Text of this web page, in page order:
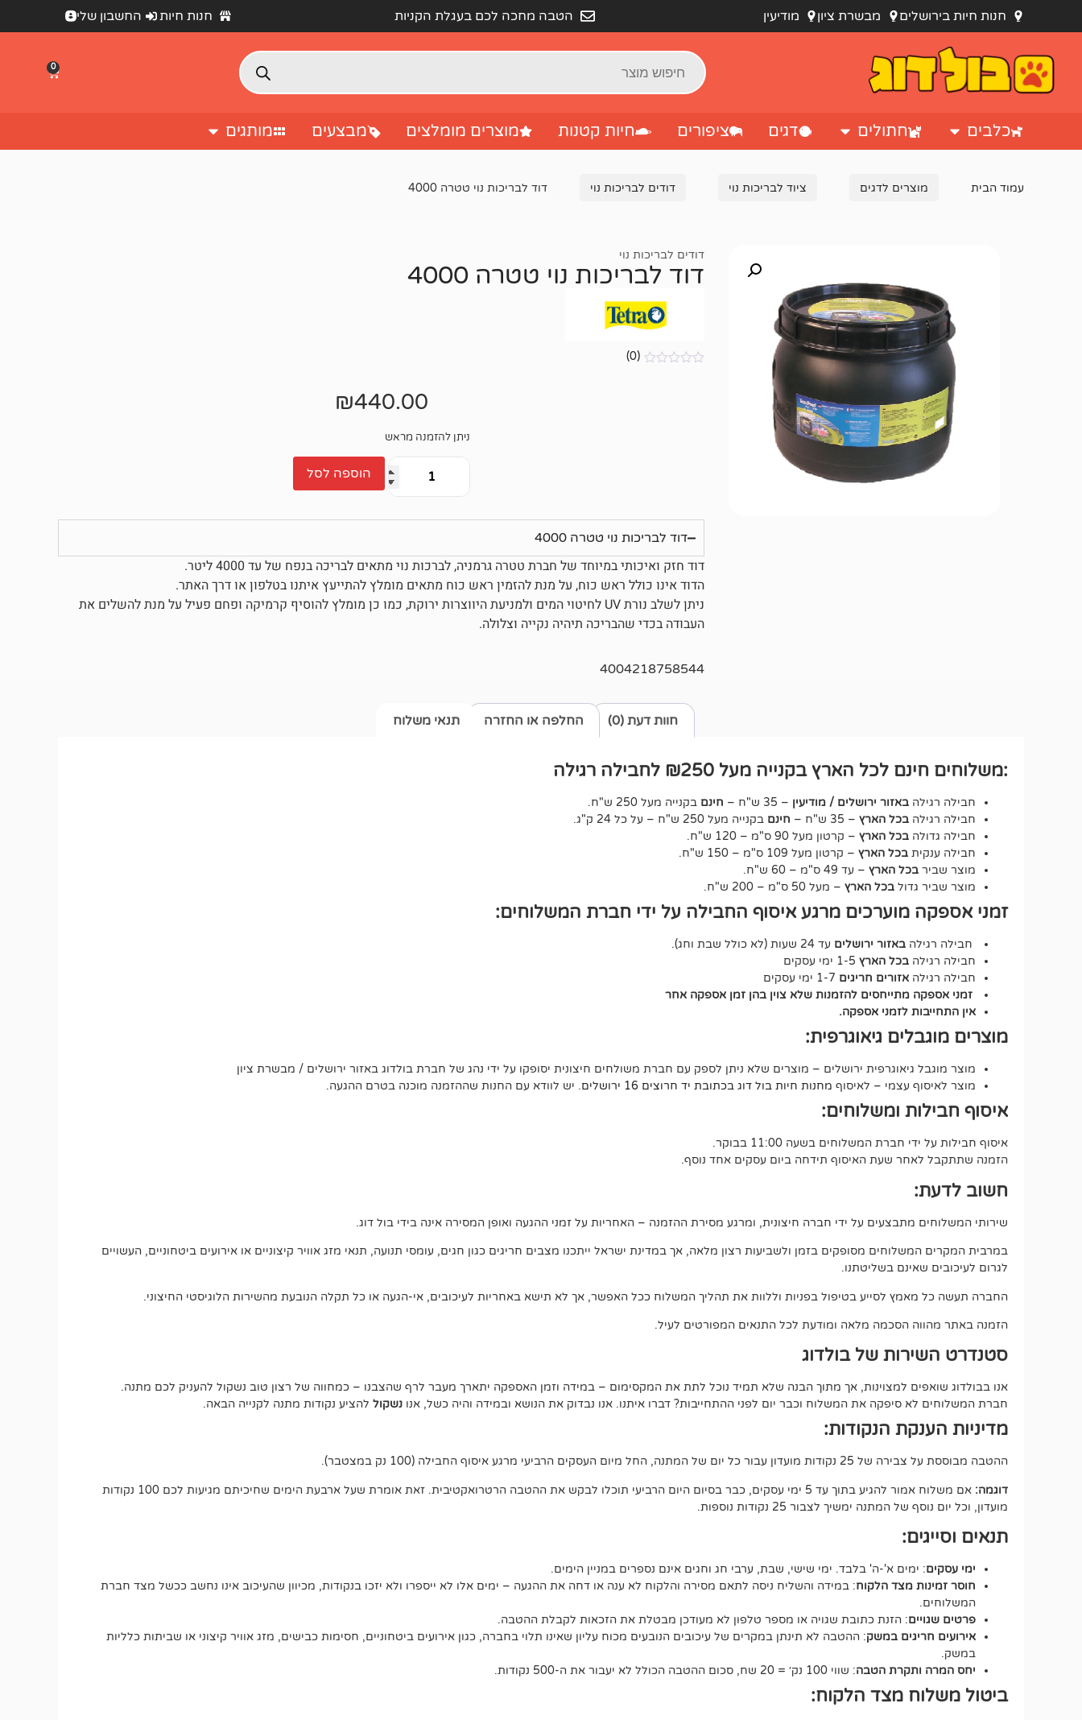
חנות חיות בירושלים מבשרת ציון מודיעין הטבה מחכה לכם בעגלת הקניות חנות חיות החשבון שלי
0
כלבים חתולים דגים ציפורים חיות קטנות מוצרים מומלצים מבצעים מותגים
עמוד הבית מוצרים לדגים ציוד לבריכות נוי דודים לבריכות נוי דוד לבריכות נוי טטרה 4000
דודים לבריכות נוי
דוד לבריכות נוי טטרה 4000
(0)
₪440.00
ניתן להזמנה מראש
הוספה לסל
דוד לבריכות נוי טטרה 4000
דוד חזק ואיכותי במיוחד של חברת טטרה גרמניה, לברכות נוי מתאים לבריכה בנפח של עד 4000 ליטר.
הדוד אינו כולל ראש כוח, על מנת להזמין ראש כוח מתאים מומלץ להתייעץ איתנו בטלפון או דרך האתר.
ניתן לשלב נורת UV לחיטוי המים ולמניעת היווצרות ירוקת, כמו כן מומלץ להוסיף קרמיקה ופחם פעיל על מנת להשלים את
העבודה בכדי שהבריכה תיהיה נקייה וצלולה.
4004218758544
תנאי משלוח חוות דעת (0) החלפה או החזרה
:משלוחים חינם לכל הארץ בקנייה מעל ₪250 לחבילה רגילה
חבילה רגילה באזור ירושלים / מודיעין – 35 ש"ח – חינם בקנייה מעל 250 ש"ח.
חבילה רגילה בכל הארץ – 35 ש"ח – חינם בקנייה מעל 250 ש"ח – על כל 24 ק"ג.
חבילה גדולה בכל הארץ – קרטון מעל 90 ס"מ – 120 ש"ח.
חבילה ענקית בכל הארץ – קרטון מעל 109 ס"מ – 150 ש"ח.
מוצר שביר בכל הארץ – עד 49 ס"מ – 60 ש"ח.
מוצר שביר גדול בכל הארץ – מעל 50 ס"מ – 200 ש"ח.
זמני אספקה מוערכים מרגע איסוף החבילה על ידי חברת המשלוחים:
חבילה רגילה באזור ירושלים עד 24 שעות (לא כולל שבת וחג).
חבילה רגילה בכל הארץ
חבילה רגילה אזורים חריגים
זמני אספקה מתייחסים להזמנות שלא צוין בהן זמן אספקה אחר
אין התחייבות לזמני אספקה.
מוצרים מוגבלים גיאוגרפית:
מוצר מוגבל גיאוגרפית ירושלים – מוצרים שלא ניתן לספק עם חברת משולחים חיצונית יסופקו על ידי נהג של חברת בולדוג באזור ירושלים / מבשרת ציון
מוצר לאיסוף עצמי – לאיסוף מחנות חיות בול דוג בכתובת יד חרוצים 16 ירושלים . יש לוודא עם החנות שההזמנה מוכנה בטרם ההגעה.
איסוף חבילות ומשלוחים:
איסוף חבילות על ידי חברת המשלוחים בשעה 11:00 בבוקר.
הזמנה שתתקבל לאחר שעת האיסוף תידחה ביום עסקים אחד נוסף.
חשוב לדעת:
שירותי המשלוחים מתבצעים על ידי חברה חיצונית, ומרגע מסירת ההזמנה – האחריות על זמני ההגעה ואופן המסירה אינה בידי בול דוג.
במרבית המקרים המשלוחים מסופקים בזמן ולשביעות רצון מלאה, אך במדינת ישראל ייתכנו מצבים חריגים כגון חגים, עומסי תנועה, תנאי מזג אוויר קיצוניים או אירועים ביטחוניים, העשויים
לגרום לעיכובים שאינם בשליטתנו.
החברה תעשה כל מאמץ לסייע בטיפול בפניות וללוות את תהליך המשלוח ככל האפשר, אך לא תישא באחריות לעיכובים, אי-הגעה או כל תקלה הנובעת מהשירות הלוגיסטי החיצוני.
הזמנה באתר מהווה הסכמה מלאה ומודעת לכל התנאים המפורטים לעיל.
סטנדרט השירות של בולדוג
אנו בבולדוג שואפים למצוינות, אך מתוך הבנה שלא תמיד נוכל לתת את המקסימום – במידה וזמן האספקה יתארך מעבר לרף שהצבנו – כמחווה של רצון טוב נשקול להעניק לכם מתנה.
חברת המשלוחים לא סיפקה את המשלוח וכבר יום לפני ההתחייבות? דברו איתנו. אנו נבדוק את הנושא ובמידה והיה כשל, אנו נשקול להציע נקודות מתנה לקנייה הבאה.
מדיניות הענקת הנקודות:
ההטבה מבוססת על צבירה של 25 נקודות מועדון עבור כל יום של המתנה, החל מיום העסקים הרביעי מרגע איסוף החבילה (100 נק במצטבר).
דוגמה:
אם משלוח אמור להגיע בתוך עד 5 ימי עסקים, כבר בסיום היום הרביעי תוכלו לבקש את ההטבה הרטרואקטיבית. זאת אומרת שעל ארבעת הימים שחיכיתם מגיעות לכם 100 נקודות
מועדון, וכל יום נוסף של המתנה ימשיך לצבור 25 נקודות נוספות.
תנאים וסייגים:
ימי עסקים: ימים א'-ה' בלבד. ימי שישי, שבת, ערבי חג וחגים אינם נספרים במניין הימים.
חוסר זמינות מצד הלקוח: במידה והשליח ניסה לתאם מסירה והלקוח לא ענה או דחה את ההגעה – ימים אלו לא ייספרו ולא יזכו בנקודות, מכיוון שהעיכוב אינו נחשב ככשל מצד חברת
המשלוחים.
פרטים שגויים: הזנת כתובת שגויה או מספר טלפון לא מעודכן מבטלת את הזכאות לקבלת ההטבה.
אירועים חריגים במשק: ההטבה לא תינתן במקרים של עיכובים הנובעים מכוח עליון שאינו תלוי בחברה, כגון אירועים ביטחוניים, חסימות כבישים, מזג אוויר קיצוני או שביתות כלליות
במשק.
יחס המרה ותקרת הטבה: שווי 100 נק׳ = 20 שח, סכום ההטבה הכולל לא יעבור את ה-500 נקודות.
ביטול משלוח מצד הלקוח: